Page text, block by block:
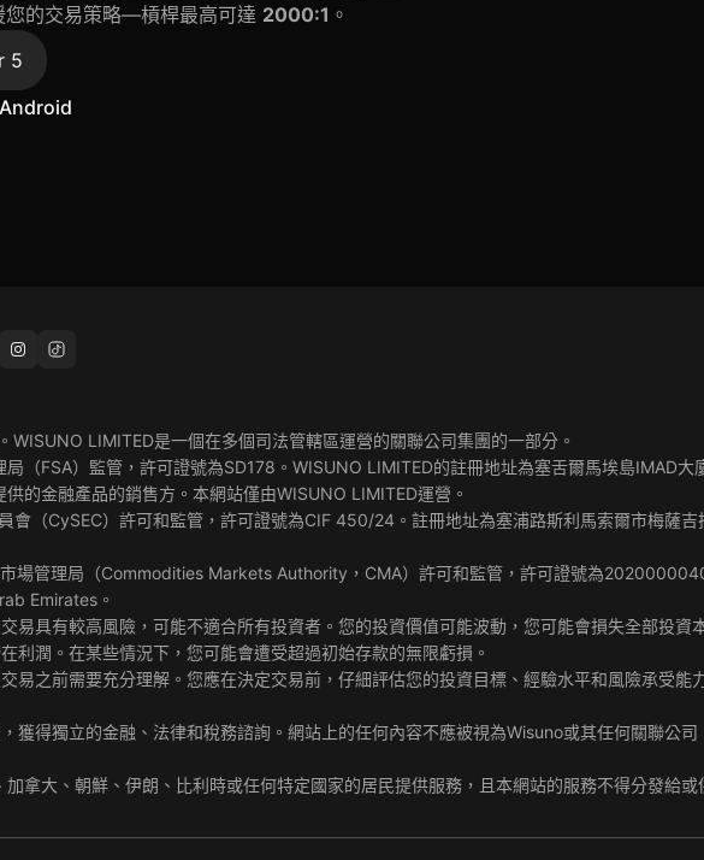
您的交易策略—槓桿最高可達 2000:1 。
5
WISUNO LIMITED是一個在多個司法管轄區運營的關聯公司集團的一部分。
（FSA）監管，許可證號為SD178。WISUNO LIMITED的註冊地址為塞舌爾馬埃島IMAD大
的金融產品的銷售方。本網站僅由WISUNO LIMITED運營。
會（CySEC）許可和監管，許可證號為CIF 450/24。註冊地址為塞浦路斯利馬索爾市梅薩
場管理局（Commodities Markets Authority，CMA）許可和監管，許可證號為
Emirates。
易具有較高風險，可能不適合所有投資者。您的投資價值可能波動，您可能會損失全部投
利潤。在某些情況下，您可能會遭受超過初始存款的無限虧損。
易之前需要充分理解。您應在決定交易前，仔細評估您的投資目標、經驗水平和風險承受
獲得獨立的金融、法律和稅務諮詢。網站上的任何內容不應被視為Wisuno或其任何關聯公
拿大、朝鮮、伊朗、比利時或任何特定國家的居民提供服務，且本網站的服務不得分發給